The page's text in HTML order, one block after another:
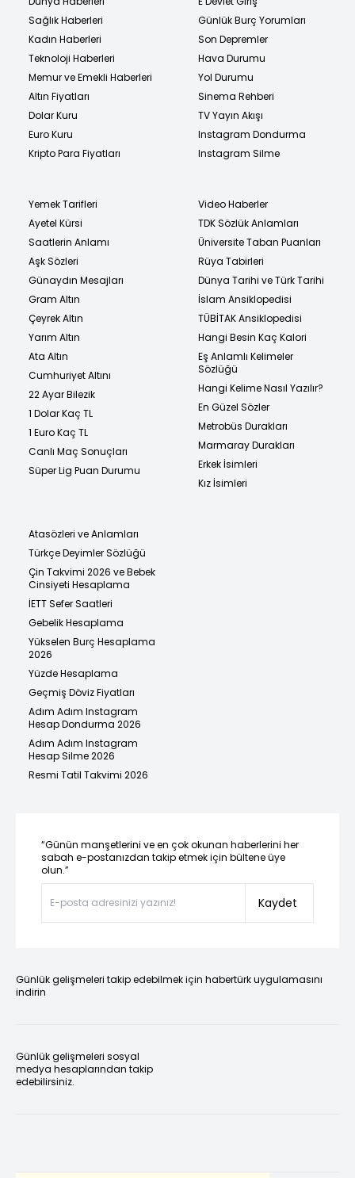
Sağlık Haberleri
Kadın Haberleri
Teknoloji Haberleri
Memur ve Emekli Haberleri
Altın Fiyatları
Dolar Kuru
Euro Kuru
Kripto Para Fiyatları
Günlük Burç Yorumları
Son Depremler
Hava Durumu
Yol Durumu
Sinema Rehberi
TV Yayın Akışı
Instagram Dondurma
Instagram Silme
Yemek Tarifleri
Ayetel Kürsi
Saatlerin Anlamı
Aşk Sözleri
Günaydın Mesajları
Gram Altın
Çeyrek Altın
Yarım Altın
Ata Altın
Cumhuriyet Altını
22 Ayar Bilezik
1 Dolar Kaç TL
1 Euro Kaç TL
Canlı Maç Sonuçları
Süper Lig Puan Durumu
Video Haberler
TDK Sözlük Anlamları
Üniversite Taban Puanları
Rüya Tabirleri
Dünya Tarihi ve Türk Tarihi
İslam Ansiklopedisi
TÜBİTAK Ansiklopedisi
Hangi Besin Kaç Kalori
Eş Anlamlı Kelimeler
Sözlüğü
Hangi Kelime Nasıl Yazılır?
En Güzel Sözler
Metrobüs Durakları
Marmaray Durakları
Erkek İsimleri
Kız İsimleri
Atasözleri ve Anlamları
Türkçe Deyimler Sözlüğü
Çin Takvimi 2026 ve Bebek
Cinsiyeti Hesaplama
İETT Sefer Saatleri
Gebelik Hesaplama
Yükselen Burç Hesaplama
2026
Yüzde Hesaplama
Geçmiş Döviz Fiyatları
Adım Adım Instagram
Hesap Dondurma 2026
Adım Adım Instagram
Hesap Silme 2026
Resmi Tatil Takvimi 2026
“Günün manşetlerini ve en çok okunan haberlerini her
sabah e-postanızdan takip etmek için bültene üye
olun.”
Kaydet
Günlük gelişmeleri takip edebilmek için habertürk uygulamasını
indirin
Günlük gelişmeleri sosyal
medya hesaplarından takip
edebilirsiniz.